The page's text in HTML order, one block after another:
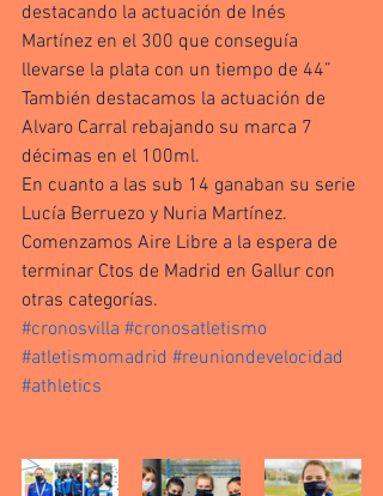
destacando la actuación de Inés
Martínez en el 300 que conseguía
llevarse la plata con un tiempo de 44”
También destacamos la actuación de
Alvaro Carral rebajando su marca 7
décimas en el 100ml.
En cuanto a las sub 14 ganaban su serie
Lucía Berruezo y Nuria Martínez.
Comenzamos Aire Libre a la espera de
terminar Ctos de Madrid en Gallur con
otras categorías.
#cronosvilla #cronosatletismo
#atletismomadrid #reuniondevelocidad
#athletics